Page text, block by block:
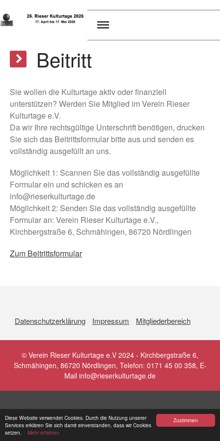
Zustimmen
Diese Website verwendet Cookies. Durch die Nutzung unserer
Services erklären Sie sich damit einverstanden, dass wir Cookies
setzen.
Mehr erfahren
Programm
Presse / News
Verein
Vorstand
Beirat
Rieser Kulturpreis
Beitritt
Einmalige Archäologie – mangelnde
Vermittlung
Rieser Kulturtage
Programm
Presse / News
Verein
Rieser Kulturtage 2025
einem einzigartigen Erlebnis weit und breit!
Beitritt
Sie wollen die Kulturtage aktiv oder finanziell
unterstützen? Werden Sie Mitglied im Verein Rieser
Kulturtage e.V.
Da wir Ihre rechtsgültige Unterschrift benötigen, drucken
Sie sich das Beitrittsformular bitte aus und senden es
vollständig ausgefüllt an uns.
Möglichkeit 1: Scannen Sie das vollständig ausgefüllte
Formular ein und schicken es an
info@rieserkulturtage.de
Möglichkeit 2: Senden Sie das vollständig ausgefüllte
Formular an: Verein Rieser Kulturtage e.V.,
Kirchbergstraße 6, Schmähingen, 86720 Nördlingen
Zum Beitrittsformular
Datenschutzerklärung Impressum Mitgliederbereich
© Verein Rieser Kulturtage e.V 2024 - Kirchbergstraße 6,
Schmähingen, 86720 Nördlingen, Telefon: 0171 45 00 358, E-
Mail info@rieserkulturtage.de